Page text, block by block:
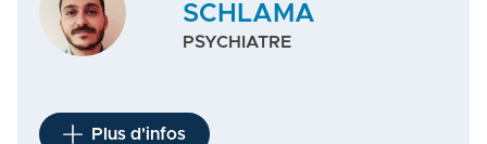
SCHLAMA
PSYCHIATRE
Plus d'infos